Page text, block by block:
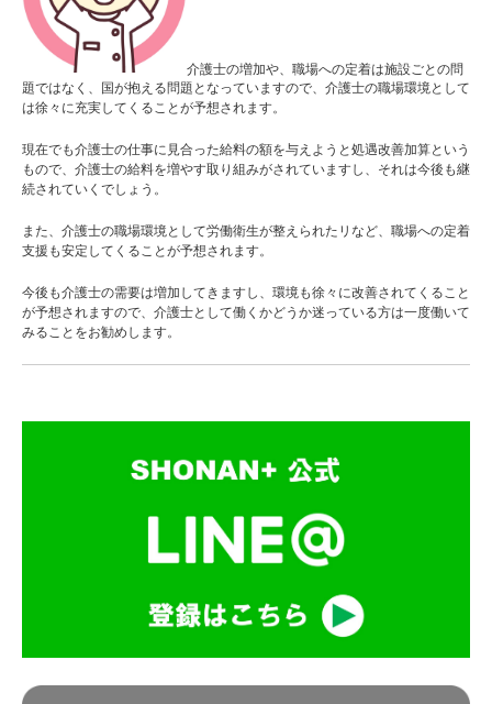
介護士の増加や、職場への定着は施設ごとの問
題ではなく、国が抱える問題となっていますので、介護士の職場環境として
は徐々に充実してくることが予想されます。
現在でも介護士の仕事に見合った給料の額を与えようと処遇改善加算という
もので、介護士の給料を増やす取り組みがされていますし、それは今後も継
続されていくでしょう。
また、介護士の職場環境として労働衛生が整えられたリなど、職場への定着
支援も安定してくることが予想されます。
今後も介護士の需要は増加してきますし、環境も徐々に改善されてくること
が予想されますので、介護士として働くかどうか迷っている方は一度働いて
みることをお勧めします。